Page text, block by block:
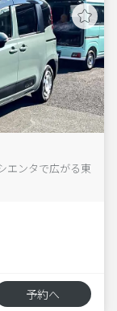
エンタで広がる東
予約へ